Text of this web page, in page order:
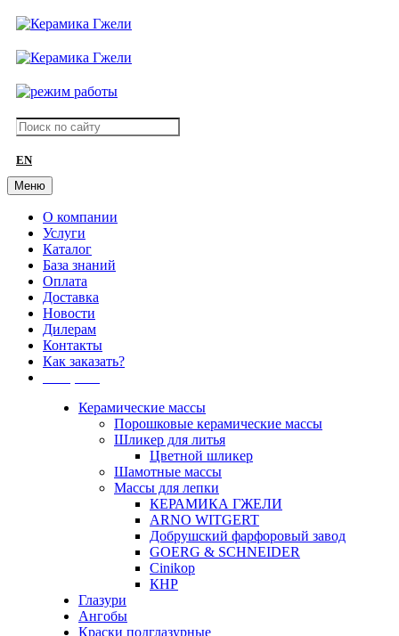
EN
Меню
О компании
Услуги
Каталог
База знаний
Оплата
Доставка
Новости
Дилерам
Контакты
Как заказать?
Керамические массы
Порошковые керамические массы
Шликер для литья
Цветной шликер
Шамотные массы
Массы для лепки
КЕРАМИКА ГЖЕЛИ
ARNO WITGERT
Добрушский фарфоровый завод
GOERG & SCHNEIDER
Cinikop
КНР
Глазури
Ангобы
Краски подглазурные